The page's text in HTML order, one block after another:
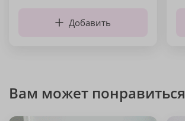
Добавить
Вам может понравиться